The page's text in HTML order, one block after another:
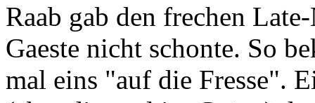
Raab gab den frechen
Gaeste nicht schonte. So
mal eins "auf die Fresse".